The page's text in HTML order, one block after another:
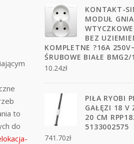
to
do
KONTAKT-
MODUŁ
BEZ
KOMPLETNE ?16A
ŚRUBOWE BIAŁE BMG2/
10.24zł
PIŁA RYOBI
GAŁĘZI 18 V
20 CM
5133002575
741.70zł